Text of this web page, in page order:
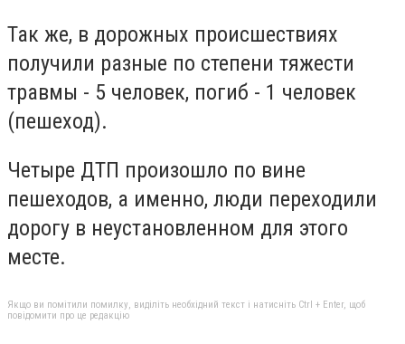
Так же, в дорожных происшествиях
получили разные по степени тяжести
травмы - 5 человек, погиб - 1 человек
(пешеход).
Четыре ДТП произошло по вине
пешеходов, а именно, люди переходили
дорогу в неустановленном для этого
месте.
Якщо ви помітили помилку, виділіть необхідний текст і натисніть Ctrl + Enter, щоб
повідомити про це редакцію